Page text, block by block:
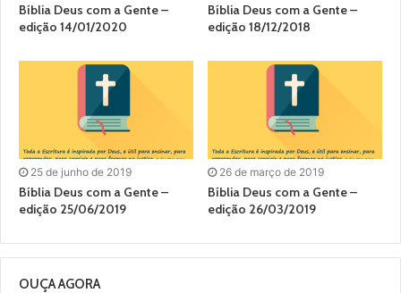
Bíblia Deus com a Gente –
edição 14/01/2020
Bíblia Deus com a Gente –
edição 18/12/2018
25 de junho de 2019
Bíblia Deus com a Gente –
edição 25/06/2019
26 de março de 2019
Bíblia Deus com a Gente –
edição 26/03/2019
OUÇA AGORA